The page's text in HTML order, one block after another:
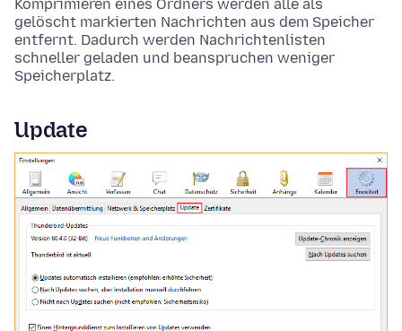
Komprimieren eines Ordners werden alle als
gelöscht markierten Nachrichten aus dem Speicher
entfernt. Dadurch werden Nachrichtenlisten
schneller geladen und beanspruchen weniger
Speicherplatz.
Update